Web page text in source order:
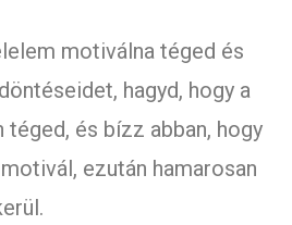
motiválna téged és
hagyd, hogy a
és bízz abban, hogy
ezután hamarosan